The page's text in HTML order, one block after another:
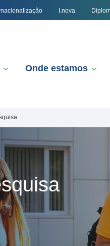
I.nova
Onde estamos